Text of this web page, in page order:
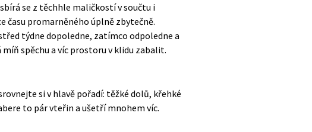
se z těchhle maličkostí v součtu i
času promarněného úplně zbytečně.
týdne dopoledne, zatímco odpoledne a
spěchu a víc prostoru v klidu zabalit.
si v hlavě pořadí: těžké dolů, křehké
to pár vteřin a ušetří mnohem víc.